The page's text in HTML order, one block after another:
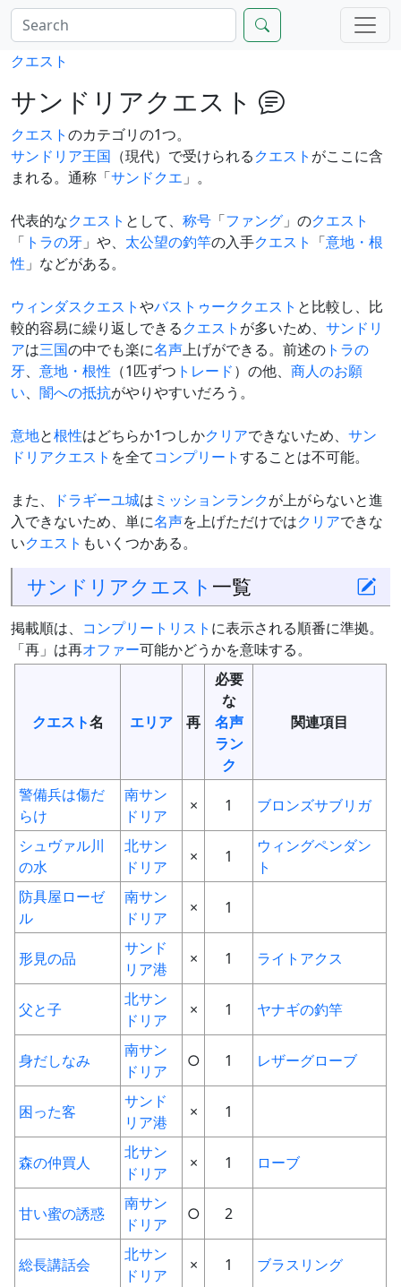
クエスト
サンドリアクエスト
クエストのカテゴリの1つ。
サンドリア王国 （現代）で受けられるクエスト がここに含
まれる。通称「サンドクエ 」。
代表的なクエスト として、 称号 「ファング 」のクエスト
「 トラの牙 」や、 太公望の釣竿の入手クエスト 「意地・根
性 」などがある。
ウィンダスクエストやバストゥーククエスト と比較し、比
較的容易に繰り返しできるクエスト が多いため、 サンドリ
アは三国の中でも楽に名声上げができる。前述の トラの
牙、 意地・根性 （1匹ずつ トレード）の他、 商人のお願
い、 闇への抵抗がやりやすいだろう。
意地と根性はどちらか1つしかクリアできないため、 サン
ドリアクエスト を全てコンプリートすることは不可能。
また、 ドラギーユ城は ミッションランクが上がらないと進
入できないため、単に名声を上げただけではクリアできな
いクエスト もいくつかある。
サンドリアクエスト 一覧
掲載順は、 コンプリートリスト に表示される順番に準拠。
「再」は再オファー可能かどうかを意味する。
クエスト名 エリア 再
必要
な
名声
ラン
ク
関連項目
警備兵は傷だ
らけ
南サン
ドリア
× 1 ブロンズサブリガ
シュヴァル川
の水
北サン
ドリア
× 1
ウィングペンダン
ト
防具屋ローゼ
ル
南サン
ドリア
× 1
形見の品
サンド
リア港
× 1 ライトアクス
父と子
北サン
ドリア
× 1 ヤナギの釣竿
身だしなみ
南サン
ドリア
○ 1 レザーグローブ
困った客
サンド
リア港
× 1
森の仲買人
北サン
ドリア
× 1 ローブ
甘い蜜の誘惑
南サン
ドリア
○ 2
総長講話会
北サン
ドリア
× 1 ブラスリング